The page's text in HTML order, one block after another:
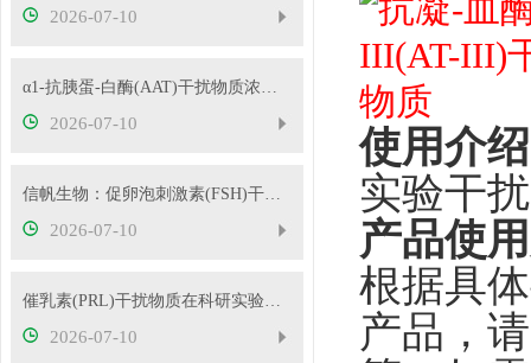
2026-07-10
α1-抗胰蛋-白酶(AAT)干扰物质浓度可根据客户要求定制
2026-07-10
信帆生物：促卵泡刺激素(FSH)干扰物质使用方法
2026-07-10
催乳素(PRL)干扰物质在科研实验中的应用——南京信帆技术有限公司产品概述
2026-07-10
使用介
实验干
产品使
根据具
产品，